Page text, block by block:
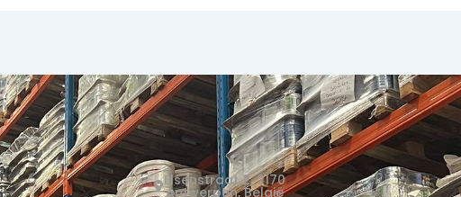
Elsenstraat 2, 2170
Antwerpen, België